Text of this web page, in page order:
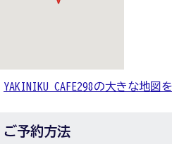
YAKINIKU CAFE298の大きな地図
ご予約方法